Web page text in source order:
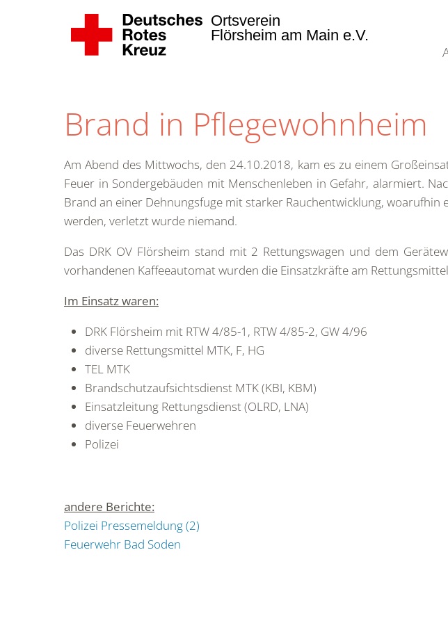
Zum Hauptinhalt springen
Ortsverein
Flörsheim am Main e.V.
Brand in Pflegewohnheim
Am Abend des Mittwochs, den 24.10.2018, kam es zu einem
Feuer in Sondergebäuden mit Menschenleben in Gefahr, alarmiert.
Brand an einer Dehnungsfuge mit starker Rauchentwicklung,
werden, verletzt wurde niemand.
Das DRK OV Flörsheim stand mit 2 Rettungswagen und dem
vorhandenen Kaffeeautomat wurden die Einsatzkräfte am
Im Einsatz waren:
DRK Flörsheim mit RTW 4/85-1, RTW 4/85-2, GW 4/96
diverse Rettungsmittel MTK, F, HG
TEL MTK
Brandschutzaufsichtsdienst MTK (KBI, KBM)
Einsatzleitung Rettungsdienst (OLRD, LNA)
diverse Feuerwehren
Polizei
andere Berichte:
Polizei Pressemeldung (2)
Feuerwehr Bad Soden